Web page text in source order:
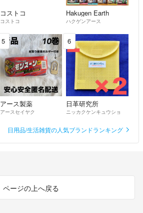
コストコ
コストコ
Hakugen Earth
ハクゲンアース
5
アース製薬
アースセイヤク
6
日革研究所
ニッカクケンキュウショ
日用品/生活雑貨の人気ブランドランキング
ページの上へ戻る